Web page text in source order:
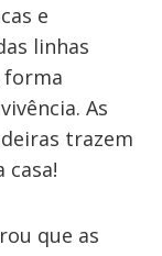
e
linhas
forma
As
trazem
casa!
que as